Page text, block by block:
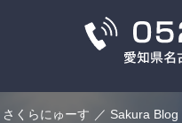
さくらにゅーす Sakura Blog